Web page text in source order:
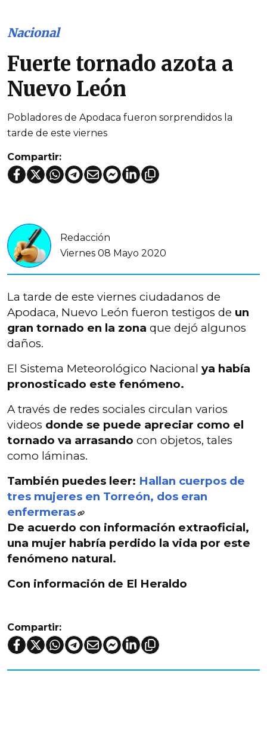
Nacional
Fuerte tornado azota a
Nuevo León
Pobladores de Apodaca fueron sorprendidos la
tarde de este viernes
Compartir:
Redacción
Viernes 08 Mayo 2020
La tarde de este viernes ciudadanos de
Apodaca, Nuevo León fueron testigos de un
gran tornado en la zona que dejó algunos
daños.
El Sistema Meteorológico Nacional ya había
pronosticado este fenómeno.
A través de redes sociales circulan varios
videos donde se puede apreciar como el
tornado va arrasando con objetos, tales
como láminas.
También puedes leer: Hallan cuerpos de
tres mujeres en Torreón, dos eran
enfermeras
De acuerdo con información extraoficial,
una mujer habría perdido la vida por este
fenómeno natural.
Con información de El Heraldo
Compartir: